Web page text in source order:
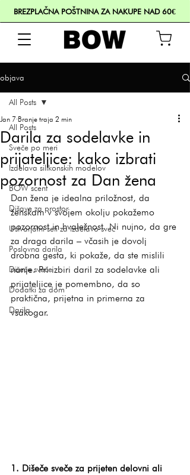
BREZPLAČNA POŠTNINA ZA NAKUPE NAD 60€
objava
All Posts
Sveče po meri
Izdelava silikonskih modelov
BOW scent
Dišave za prostor
Ustvarjalni seti za izdelavo sveč
Poslovna darila
Dišeče sveče
Dodatki za dom
Darila
All Posts
Darila za sodelavke in
prijateljice: kako izbrati
pozornost za Dan žena
Jan 7 Branje traja 2 min
Dan žena je idealna priložnost, da
ženskam v svojem okolju pokažemo
pozornost in hvaležnost. Ni nujno, da gre
za draga darila – včasih je dovolj
drobna gesta, ki pokaže, da ste mislili
nanje. Pri izbiri daril za sodelavke ali
prijateljice je pomembno, da so
praktična, prijetna in primerna za
vsakogar.
1. Dišeče sveče za prijeten delovni ali